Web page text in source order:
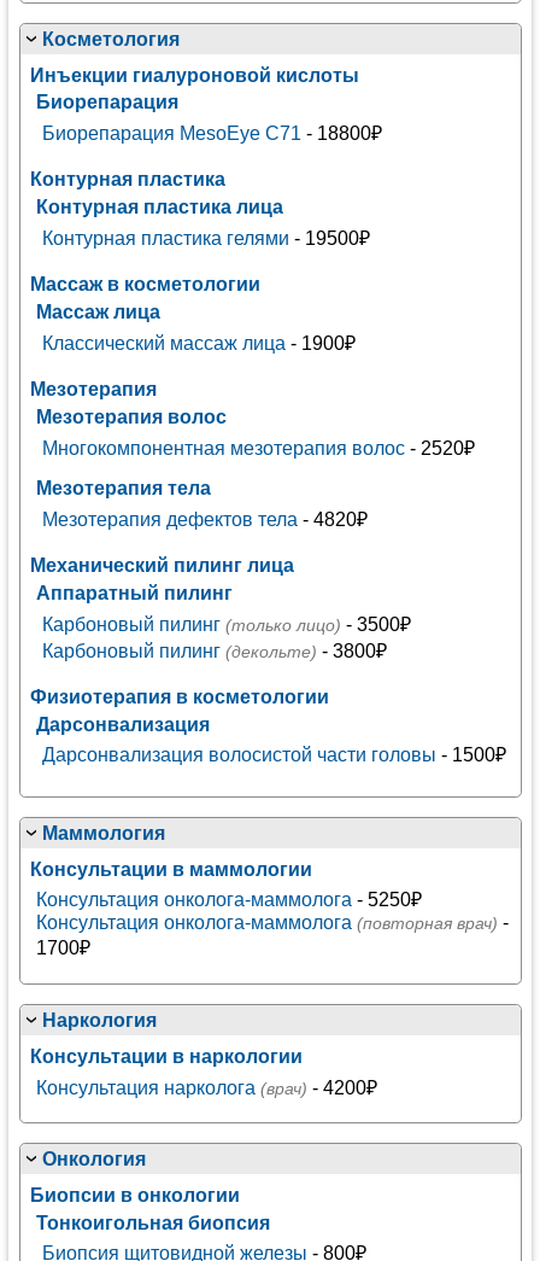
Косметология
Инъекции гиалуроновой кислоты
Биорепарация
Биорепарация MesoEye C71 - 18800₽
Контурная пластика
Контурная пластика лица
Контурная пластика гелями - 19500₽
Массаж в косметологии
Массаж лица
Классический массаж лица - 1900₽
Мезотерапия
Мезотерапия волос
Многокомпонентная мезотерапия волос- 2520₽
Мезотерапия тела
Мезотерапия дефектов тела - 4820₽
Механический пилинг лица
Аппаратный пилинг
Карбоновый пилинг (только лицо) - 3500₽
Карбоновый пилинг (декольте) - 3800₽
Физиотерапия в косметологии
Дарсонвализация
Дарсонвализация волосистой части головы - 1500₽
Маммология
Консультации в маммологии
Консультация онколога-маммолога - 5250₽
Консультация онколога-маммолога (повторная врач) -
1700₽
Наркология
Консультации в наркологии
Консультация нарколога (врач) - 4200₽
Онкология
Биопсии в онкологии
Тонкоигольная биопсия
Биопсия щитовидной железы - 800₽